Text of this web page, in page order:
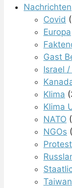
Nachrichten
Covid
Europa
Gast
Israel
Klima
Klima
NATO
NGOs
Protest
Taiwan